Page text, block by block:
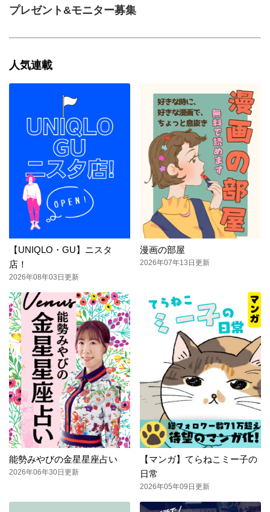
プレゼント&モニター募集
人気連載
【UNIQLO・GU】ニスタ
店！
2026年08年03日更新
漫画の部屋
2026年07年13日更新
能勢みやびの金星星座占い
2026年06年30日更新
【マンガ】てらねこミー子の
日常
2026年05年09日更新